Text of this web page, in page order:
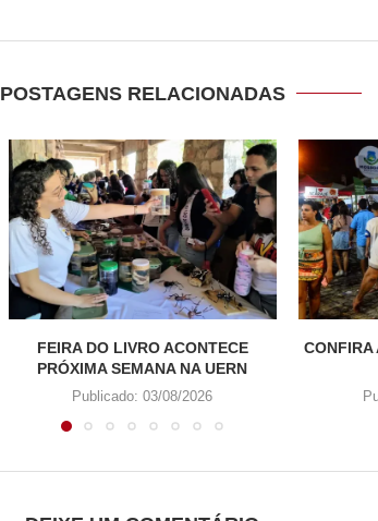
POSTAGENS RELACIONADAS
FEIRA DO LIVRO ACONTECE
PRÓXIMA SEMANA NA UERN
Publicado: 03/08/2026
CONFIRA